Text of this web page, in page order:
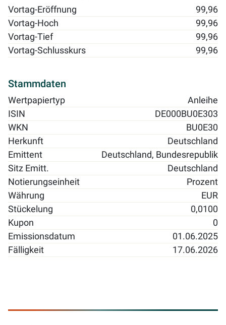
Vortag-Eröffnung
99,96
Vortag-Hoch
99,96
Vortag-Tief
99,96
Vortag-Schlusskurs
99,96
Stammdaten
Wertpapiertyp
Anleihe
ISIN
DE000BU0E303
WKN
BU0E30
Herkunft
Deutschland
Emittent
Deutschland, Bundesrepublik
Sitz Emitt.
Deutschland
Notierungseinheit
Prozent
Währung
EUR
Stückelung
0,0100
Kupon
0
Emissionsdatum
01.06.2025
Fälligkeit
17.06.2026